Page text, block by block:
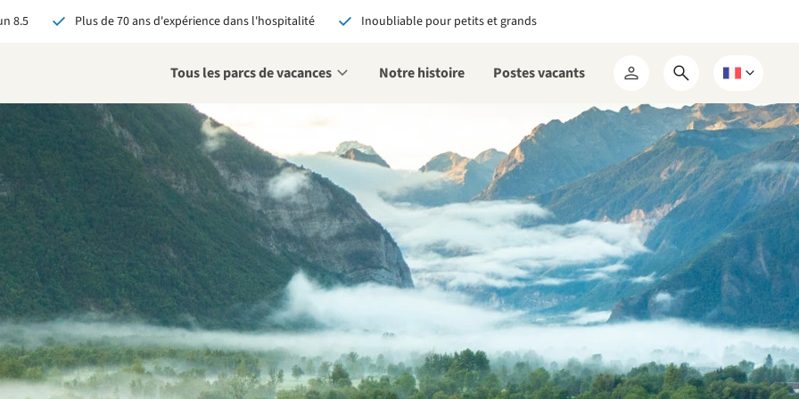
8.5 Plus de 70 ans d'expérience dans l'hospitalité Inoubliable pour petits et grands
Tous les parcs de vacances Notre histoire Postes vacants
Mon
RCN
Ouvrir
formulaire
de
recherche
Choisissez
une
langue
via RCN, vous
du meilleur prix
avantages exclusifs
contact personnalisé
tous les avantages